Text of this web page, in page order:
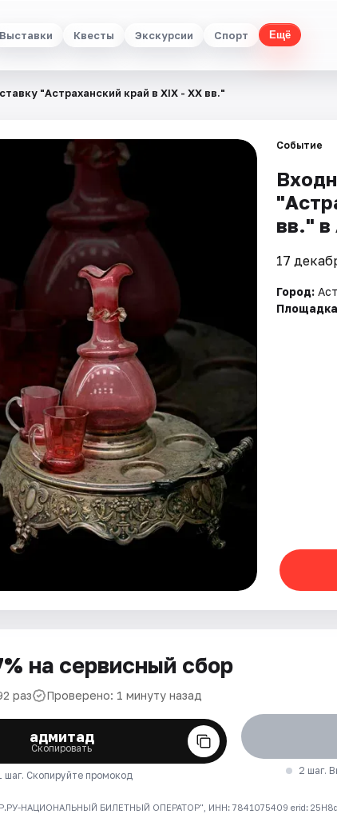
Выставки Квесты Экскурсии Спорт Ещё
"Астраханский край в XIX - XX вв."
Событие
вв." в
17
Город:
на сервисный сбор
раз Проверено: 1 минуту назад
адмитад
Скопировать
шаг. Скопируйте промокод
2 шаг.
НАЦИОНАЛЬНЫЙ БИЛЕТНЫЙ ОПЕРАТОР", ИНН: 7841075409 erid: